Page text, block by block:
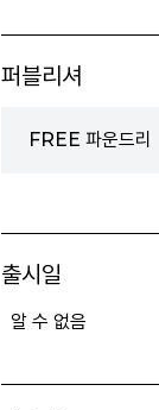
퍼블리셔
FREE 파운드리
출시일
알 수 없음